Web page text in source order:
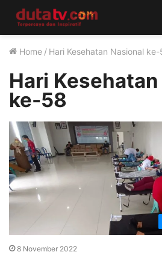
Home / Hari Kesehatan Nasional ke-
Hari
ke-58
8 November 2022